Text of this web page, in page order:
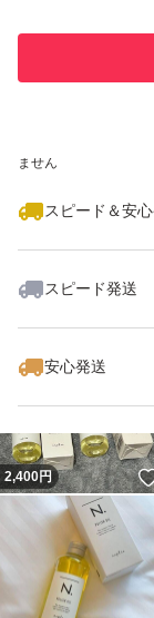
ません
スピード＆安
スピード発送
安心発送
2,400円